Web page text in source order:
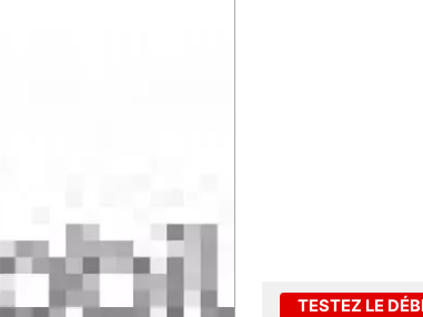
TESTEZ LE